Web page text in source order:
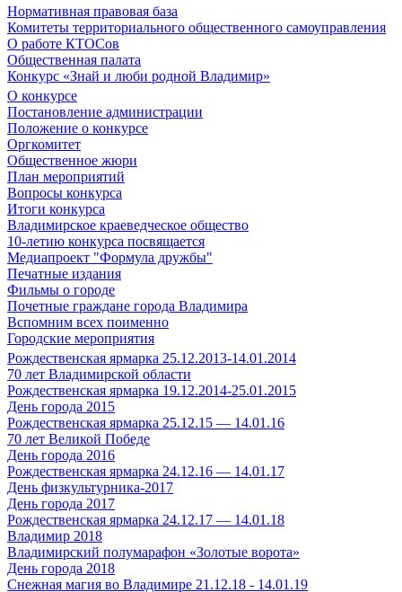
Нормативная правовая база
Комитеты территориального общественного самоуправления
О работе КТОСов
Общественная палата
Конкурс «Знай и люби родной Владимир»
О конкурсе
Постановление администрации
Положение о конкурсе
Оргкомитет
Общественное жюри
План мероприятий
Вопросы конкурса
Итоги конкурса
Владимирское краеведческое общество
10-летию конкурса посвящается
Медиапроект "Формула дружбы"
Печатные издания
Фильмы о городе
Почетные граждане города Владимира
Вспомним всех поименно
Городские мероприятия
Рождественская ярмарка 25.12.2013-14.01.2014
70 лет Владимирской области
Рождественская ярмарка 19.12.2014-25.01.2015
День города 2015
Рождественская ярмарка 25.12.15 — 14.01.16
70 лет Великой Победе
День города 2016
Рождественская ярмарка 24.12.16 — 14.01.17
День физкультурника-2017
День города 2017
Рождественская ярмарка 24.12.17 — 14.01.18
Владимир 2018
Владимирский полумарафон «Золотые ворота»
День города 2018
Снежная магия во Владимире 21.12.18 - 14.01.19